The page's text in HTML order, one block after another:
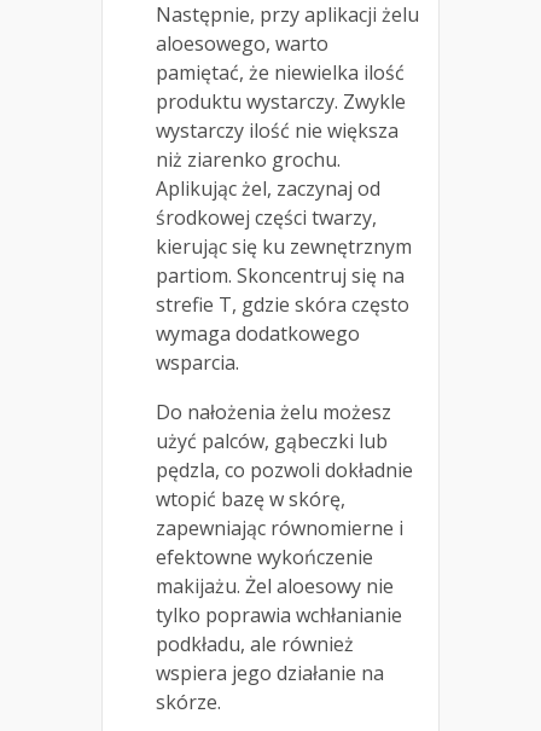
Następnie, przy aplikacji żelu
aloesowego, warto
pamiętać, że niewielka ilość
produktu wystarczy. Zwykle
wystarczy ilość nie większa
niż ziarenko grochu.
Aplikując żel, zaczynaj od
środkowej części twarzy,
kierując się ku zewnętrznym
partiom. Skoncentruj się na
strefie T, gdzie skóra często
wymaga dodatkowego
wsparcia.
Do nałożenia żelu możesz
użyć palców, gąbeczki lub
pędzla, co pozwoli dokładnie
wtopić bazę w skórę,
zapewniając równomierne i
efektowne wykończenie
makijażu. Żel aloesowy nie
tylko poprawia wchłanianie
podkładu, ale również
wspiera jego działanie na
skórze.